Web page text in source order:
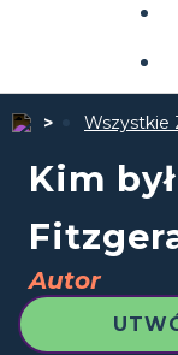
Wszystkie
Kim
Autor